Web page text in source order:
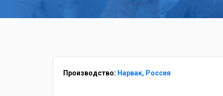
Производство: Нарвак, Россия